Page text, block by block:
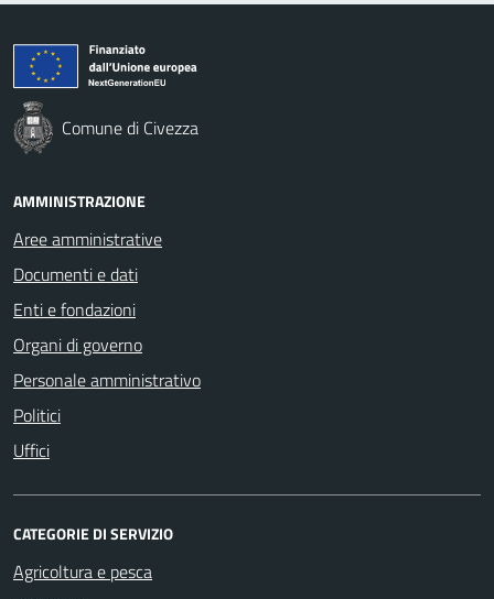
Comune di Civezza
AMMINISTRAZIONE
Aree amministrative
Documenti e dati
Enti e fondazioni
Organi di governo
Personale amministrativo
Politici
Uffici
CATEGORIE DI SERVIZIO
Agricoltura e pesca